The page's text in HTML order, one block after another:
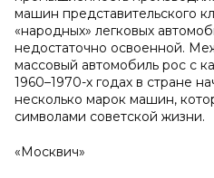
машин представительского
«народных» легковых
недостаточно освоенной.
массовый автомобиль рос с
1960–1970-х годах в стране
несколько марок машин,
символами советской жизни.
«Москвич»